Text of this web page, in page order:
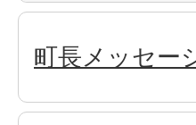
町長メッセー